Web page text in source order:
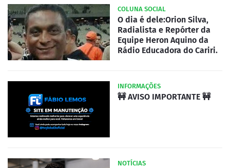
COLUNA SOCIAL
O dia é dele:Orion Silva,
Radialista e Repórter da
Equipe Heron Aquino da
Rádio Educadora do Cariri.
INFORMAÇÕES
🚧 AVISO IMPORTANTE 🚧
NOTÍCIAS